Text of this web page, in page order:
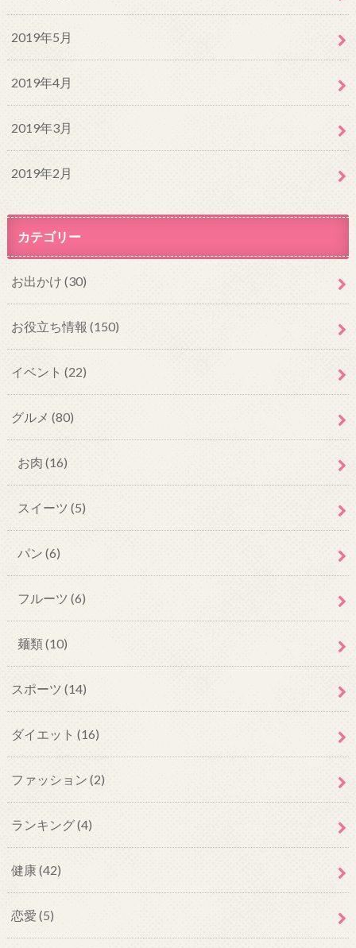
2019年5月
2019年4月
2019年3月
2019年2月
カテゴリー
お出かけ (30)
お役立ち情報 (150)
イベント (22)
グルメ (80)
お肉 (16)
スイーツ (5)
パン (6)
フルーツ (6)
麺類(10)
スポーツ (14)
ダイエット (16)
ファッション (2)
ランキング(4)
健康(42)
恋愛 (5)